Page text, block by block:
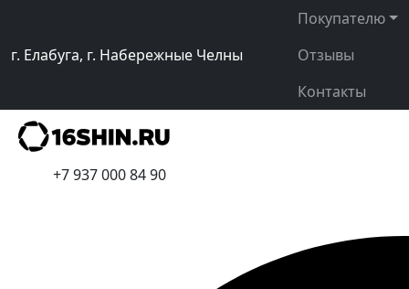
г. Елабуга, г. Набережные Челны
Покупателю
Отзывы
Контакты
+7 937 000 84 90